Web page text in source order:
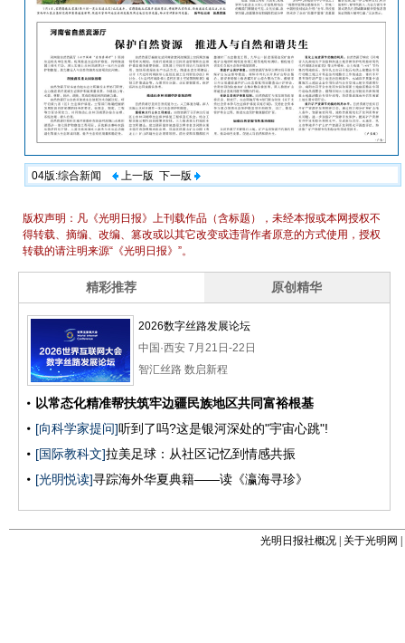
04版:综合新闻 上一版 下一版
光明日报社概况 关于光明网